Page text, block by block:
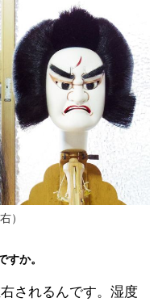
）
か。
されるんです。湿度